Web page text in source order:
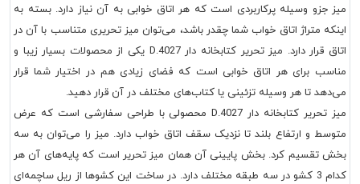
میز جزو وسیله پرکاربردی است که هر اتاق خوابی به آن نیاز دارد. بسته به
اینکه متراژ اتاق خواب شما چقدر باشد، می‌توان میز تحریری متناسب با آن در
اتاق قرار دارد. میز تحریر کتابخانه دار D.4027 یکی از محصولات بسیار زیبا و
مناسب برای هر اتاق خوابی است که فضای زیادی هم در اختیار شما قرار
می‌دهد تا هر وسیله تزئینی یا کتاب‌های مختلف در آن قرار دهید.
میز تحریر کتابخانه دار D.4027 محصولی با طراحی سفارشی است که عرض
متوسط و ارتفاع بلند تا نزدیک سقف اتاق خواب دارد. میز را می‌توان به سه
بخش تقسیم کرد. بخش پایینی آن همان میز تحریر است که پایه‌های آن هر
کدام 3 کشو در سه طبقه مختلف دارد. در ساخت این کشوها از ریل ساچمه‌ای